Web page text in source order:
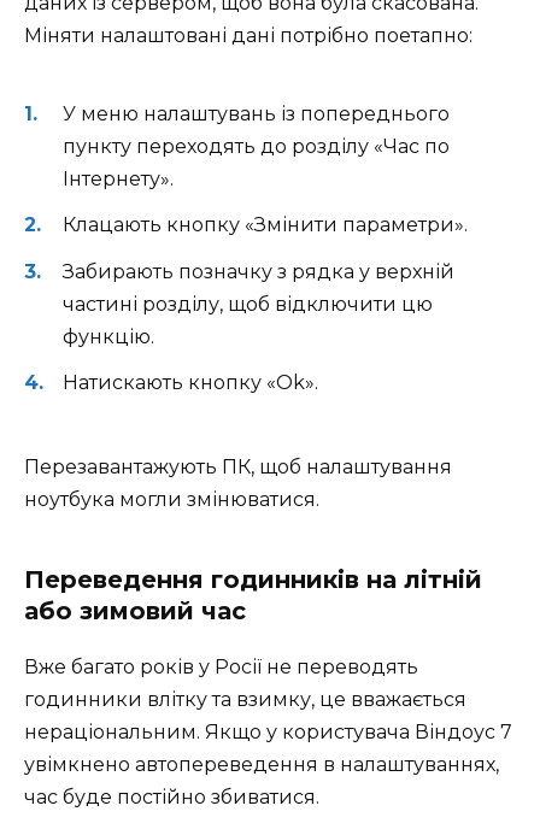
Міняти налаштовані дані потрібно поетапно:
У меню налаштувань із попереднього
пункту переходять до розділу «Час по
Інтернету».
Клацають кнопку «Змінити параметри».
Забирають позначку з рядка у верхній
частині розділу, щоб відключити цю
функцію.
Натискають кнопку «Ok».
Перезавантажують ПК, щоб налаштування
ноутбука могли змінюватися.
Переведення годинників на літній
або зимовий час
Вже багато років у Росії не переводять
годинники влітку та взимку, це вважається
нераціональним. Якщо у користувача Віндоус 7
увімкнено автопереведення в налаштуваннях,
час буде постійно збиватися.